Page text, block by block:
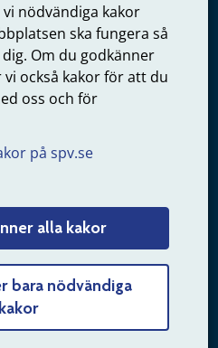
nödvändiga kakor
ska fungera så
Om du godkänner
också kakor för att du
oss och för
på spv.se
alla kakor
bara nödvändiga
kakor
från statlig
mejl till oss